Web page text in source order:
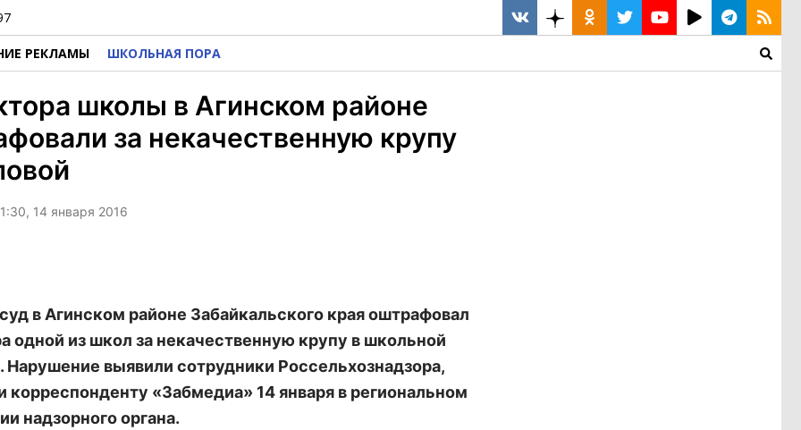
РЕКЛАМЫ ШКОЛЬНАЯ ПОРА
школы в Агинском районе
за некачественную крупу
14 января 2016
в Агинском районе Забайкальского края оштрафовал
одной из школ за некачественную крупу в школьной
Нарушение выявили сотрудники Россельхознадзора,
корреспонденту «Забмедиа» 14 января в региональном
надзорного органа.